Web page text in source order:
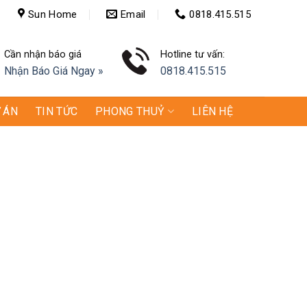
Sun Home Email 0818.415.515
Cần nhận báo giá
Nhận Báo Giá Ngay »
Hotline tư vấn:
0818.415.515
ÁN TIN TỨC PHONG THUỶ LIÊN HỆ